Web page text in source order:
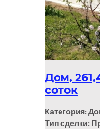
Дом,
соток
Категория:
Тип сделки: